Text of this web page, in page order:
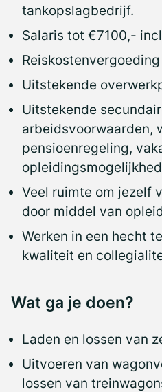
tankopslagbedrijf.
Salaris tot €7100,-
Reiskostenvergoeding
Uitstekende
Uitstekende
arbeidsvoorwaarden,
pensioenregeling,
Veel ruimte om jezelf
door middel van
Werken in een hecht
kwaliteit en
Wat ga je doen?
Laden en lossen van
Uitvoeren van
lossen van